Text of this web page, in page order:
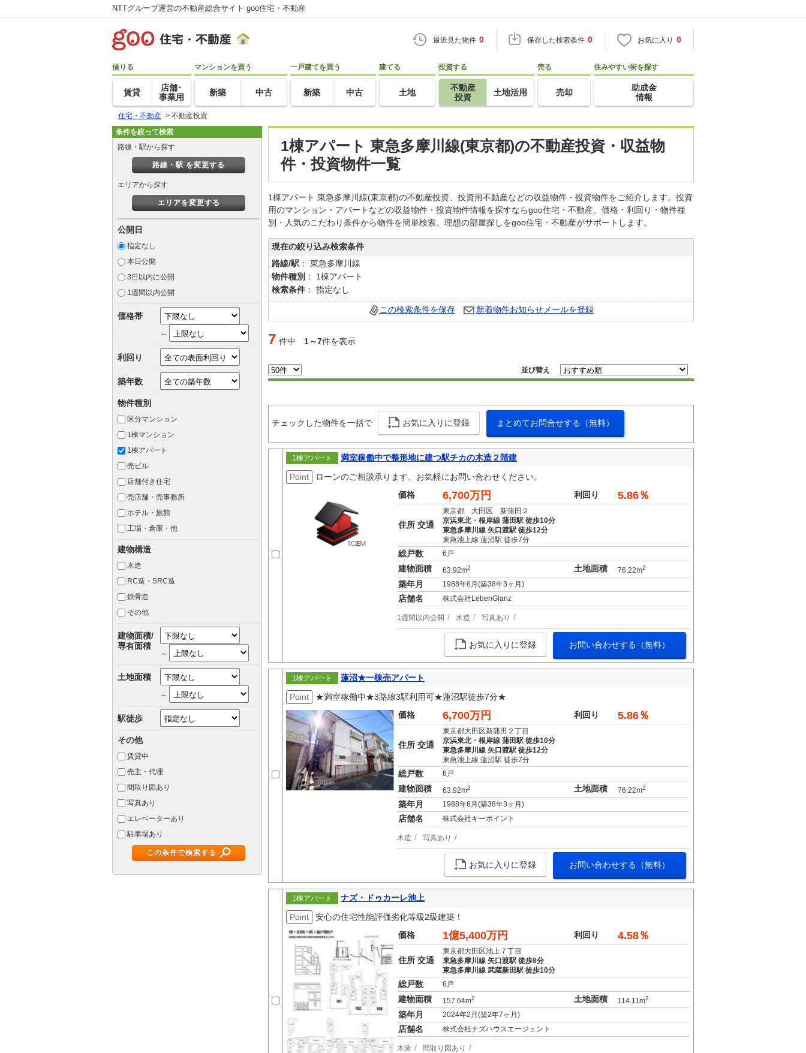
NTTグループ運営の不動産総合サイト goo住宅・不動産
最近見た物件 0 保存した検索条件 0 お気に入り 0
借りる
賃貸
店舗･
事業用
マンションを買う
新築 中古
一戸建てを買う
新築 中古
建てる
土地
投資する
不動産
投資
土地活用
売る
売却
住みやすい街を探す
助成金
情報
住宅・不動産 > 不動産投資
1棟アパート 東急多摩川線(東京都)の不動産投資・収益物
件・投資物件一覧
1棟アパート 東急多摩川線(東京都)の不動産投資、投資用不動産などの収益物件・投資物件をご紹介します。投資
用のマンション・アパートなどの収益物件・投資物件情報を探すならgoo住宅・不動産。価格・利回り・物件種
別・人気のこだわり条件から物件を簡単検索。理想の部屋探しをgoo住宅・不動産がサポートします。
現在の絞り込み検索条件
路線/駅 ： 東急多摩川線
物件種別 ： 1棟アパート
検索条件 ： 指定なし
この検索条件を保存 新着物件お知らせメールを登録
7 件中 1～7件を表示
並び替え
チェックした物件を一括で お気に入りに登録 まとめてお問合せする（無料）
1棟アパート
満室稼働中で整形地に建つ駅チカの木造２階建
Point
ローンのご相談承ります。お気軽にお問い合わせください。
価格
6,700万円 利回り 5.86％
住所 交通
東京都 大田区 新蒲田２
京浜東北・根岸線 蒲田駅 徒歩10分
東急多摩川線 矢口渡駅 徒歩12分
東急池上線 蓮沼駅 徒歩7分
総戸数 6戸
建物面積 63.92m2 土地面積 76.22m2
築年月 1988年6月(築38年3ヶ月)
店舗名 株式会社LebenGlanz
1週間以内公開 木造 写真あり
お気に入りに登録 お問い合わせする（無料）
1棟アパート
蓮沼★一棟売アパート
Point
★満室稼働中★3路線3駅利用可★蓮沼駅徒歩7分★
価格
6,700万円 利回り 5.86％
住所 交通
東京都大田区新蒲田２丁目
京浜東北・根岸線 蒲田駅 徒歩10分
東急多摩川線 矢口渡駅 徒歩12分
東急池上線 蓮沼駅 徒歩7分
総戸数 6戸
建物面積 63.92m2 土地面積 76.22m2
築年月 1988年6月(築38年3ヶ月)
店舗名 株式会社キーポイント
木造 写真あり
お気に入りに登録 お問い合わせする（無料）
1棟アパート
ナズ・ドゥカーレ池上
Point
安心の住宅性能評価劣化等級2級建築！
価格
1億5,400万円 利回り 4.58％
住所 交通
東京都大田区池上７丁目
東急多摩川線 矢口渡駅 徒歩8分
東急多摩川線 武蔵新田駅 徒歩10分
総戸数 6戸
建物面積 157.64m2 土地面積 114.11m2
築年月 2024年2月(築2年7ヶ月)
店舗名 株式会社ナズハウスエージェント
木造 間取り図あり
条件を絞って検索
路線・駅から探す
路線・駅 を変更する
エリアから探す
エリアを変更する
公開日
指定なし
本日公開
3日以内に公開
1週間以内公開
価格帯
～
利回り
築年数
物件種別
区分マンション
1棟マンション
1棟アパート
売ビル
店舗付き住宅
売店舗・売事務所
ホテル・旅館
工場・倉庫・他
建物構造
木造
RC造・SRC造
鉄骨造
その他
建物面積/
専有面積
～
土地面積
～
駅徒歩
その他
賃貸中
売主・代理
間取り図あり
写真あり
エレベーターあり
駐車場あり
この条件で検索する